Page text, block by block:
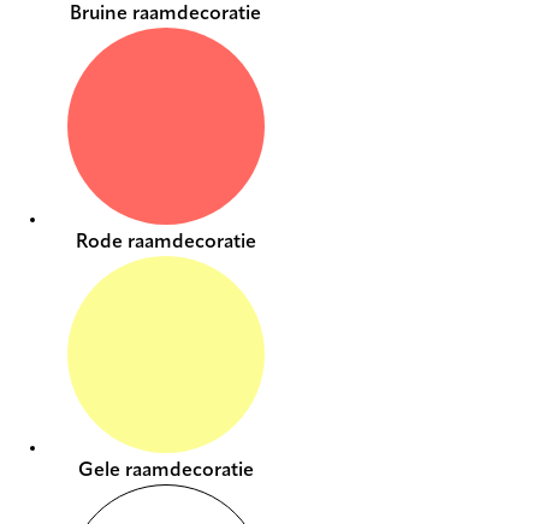
Bruine raamdecoratie
Rode raamdecoratie
Gele raamdecoratie